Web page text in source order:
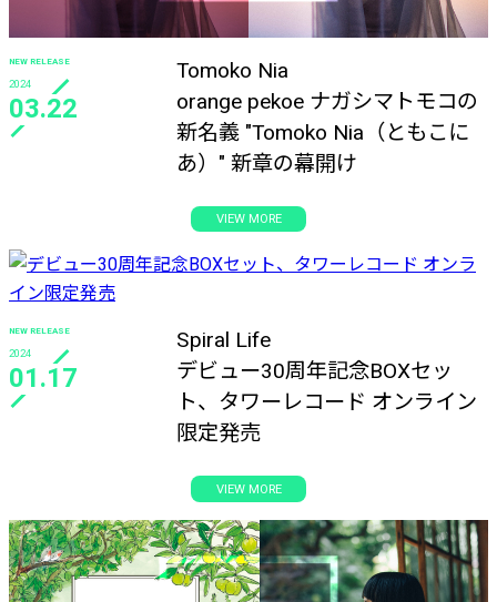
NEW RELEASE
2024
03.22
Tomoko Nia
orange pekoe ナガシマトモコの
新名義 "Tomoko Nia（ともこに
あ）" 新章の幕開け
VIEW MORE
NEW RELEASE
2024
01.17
Spiral Life
デビュー30周年記念BOXセッ
ト、タワーレコード オンライン
限定発売
VIEW MORE